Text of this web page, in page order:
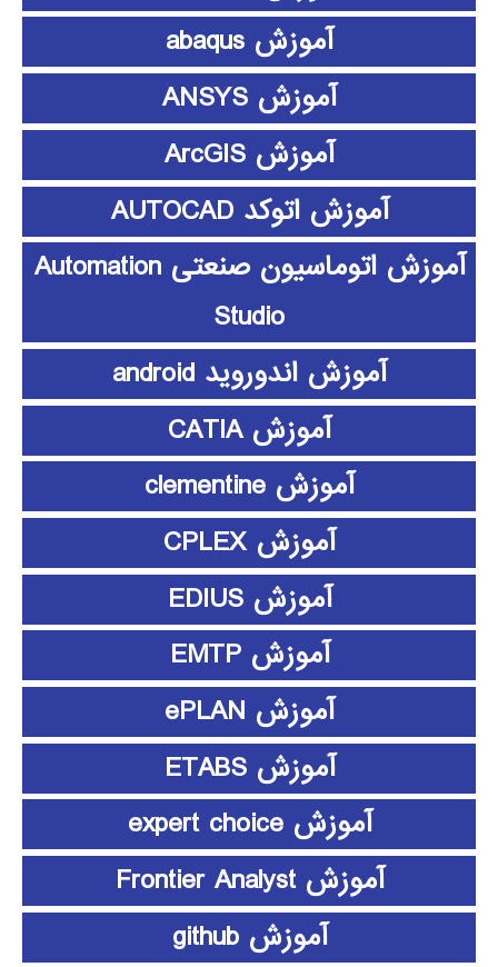
آموزش abaqus
آموزش ANSYS
آموزش ArcGIS
آموزش اتوکد AUTOCAD
آموزش اتوماسیون صنعتی Automation
Studio
آموزش اندوروید android
آموزش CATIA
آموزش clementine
آموزش CPLEX
آموزش EDIUS
آموزش EMTP
آموزش ePLAN
آموزش ETABS
آموزش expert choice
آموزش Frontier Analyst
آموزش github